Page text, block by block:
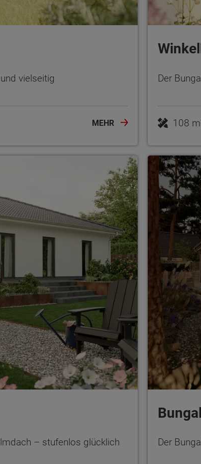
vielseitig
MEHR
Der
108
– stufenlos glücklich
Der